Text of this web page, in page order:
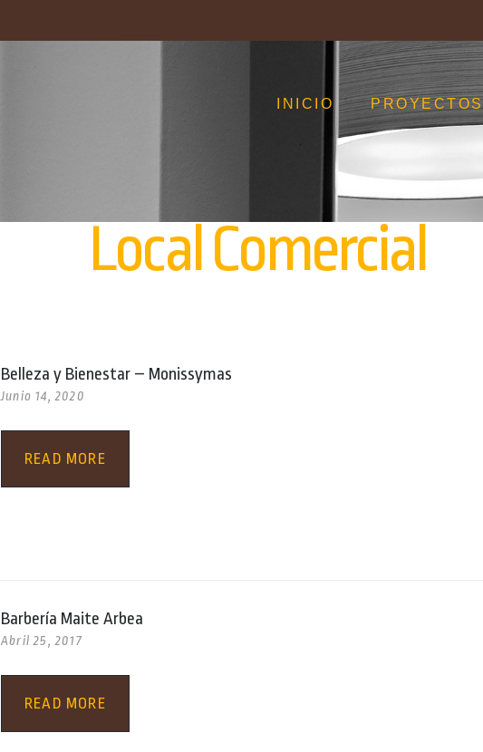
INICIO PROYECTOS
Local Comercial
Belleza y Bienestar – Monissymas
Junio 14, 2020
READ MORE
Barbería Maite Arbea
Abril 25, 2017
READ MORE